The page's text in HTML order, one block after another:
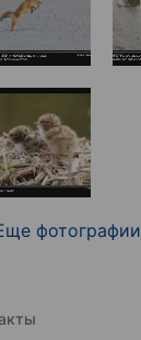
фотографии